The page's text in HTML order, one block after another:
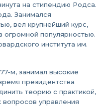
на стипендию Родса.
Занимался
вел крупнейший курс,
огромной популярностью.
института им.
м, занимал высокие
президентства
теорию с практикой,
управления